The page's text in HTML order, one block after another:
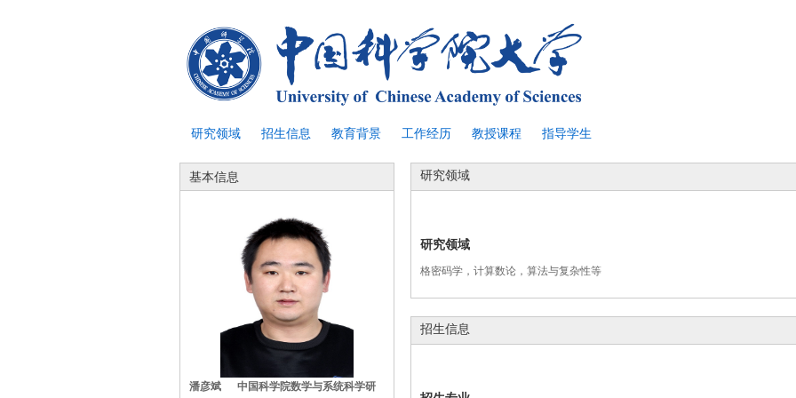
研究领域 招生信息 教育背景 工作经历 教授课程 指导学生
基本信息
潘彦斌 中国科学院数学与系统科学研
研究领域
研究领域
格密码学，计算数论，算法与复杂性等
招生信息